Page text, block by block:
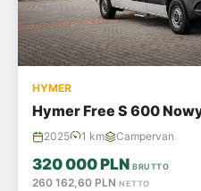
HYMER
Hymer Free S 600
2025 1 km Campervan
320 000 PLN BRUTTO
260 162,60 PLN NETTO